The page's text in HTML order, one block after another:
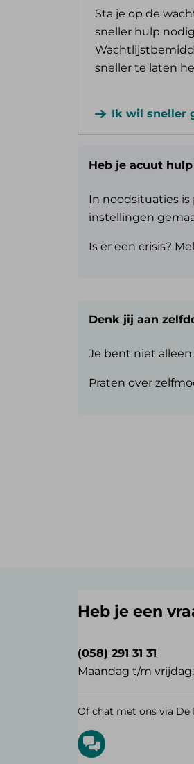
Sta je op de
sneller hulp
sneller te laten
Ik wil sneller
Heb je acuut
In noodsituaties is
instellingen
Is er een crisis?
Denk jij aan
Je bent niet alleen.
Praten over
Heb je een
(058) 291 31 31
Maandag t/m
Of chat met ons via De